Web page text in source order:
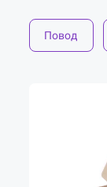
Повод